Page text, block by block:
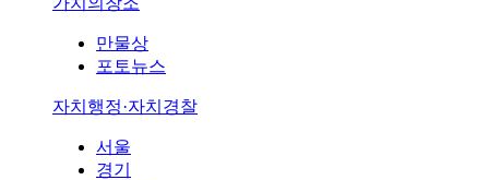
만물상
포토뉴스
자치행정·자치경찰
서울
경기